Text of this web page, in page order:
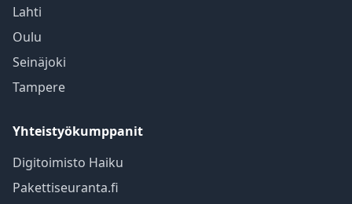
Lahti
Oulu
Seinäjoki
Tampere
Yhteistyökumppanit
Digitoimisto Haiku
Pakettiseuranta.fi